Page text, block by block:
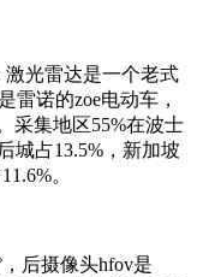
激光雷达是一个老式
雷诺的zoe电动车，
采集地区55%在波士
城占13.5%，新加坡
。
后摄像头hfov是